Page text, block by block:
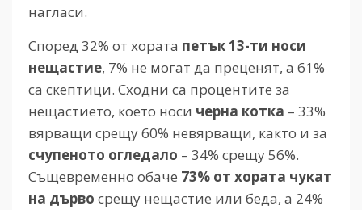
нагласи.
Според 32% от хората петък 13-ти носи
нещастие, 7% не могат да преценят, а 61%
са скептици. Сходни са процентите за
нещастието, което носи черна котка – 33%
вярващи срещу 60% невярващи, както и за
счупеното огледало – 34% срещу 56%.
Същевременно обаче 73% от хората чукат
на дърво срещу нещастие или беда, а 24%